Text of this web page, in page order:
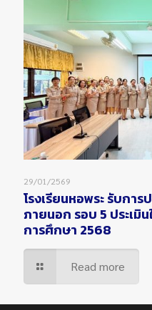
29/01/2569
โรงเรียนหอพระ รับกา
ภายนอก รอบ 5 ประเ
การศึกษา 2568
Read more